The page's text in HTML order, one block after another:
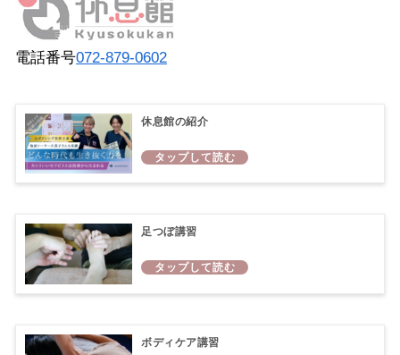
電話番号072-879-0602
休息館の紹介
足つぼ講習
ボディケア講習